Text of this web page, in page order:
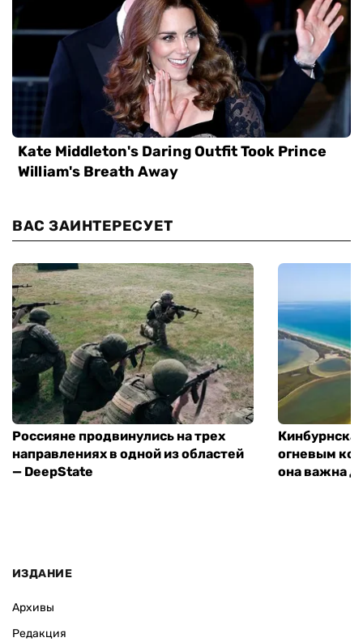
ВАС ЗАИНТЕРЕСУЕТ
Россияне продвинулись на трех
направлениях в одной из областей
— DeepState
огневым
она важна
ИЗДАНИЕ
Архивы
Редакция